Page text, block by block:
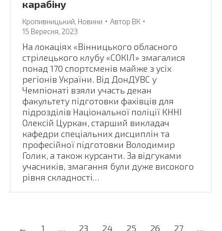
карабіну
Кропивницький, Новини Автор ВК
15 Вересня, 2023
На локаціях «Вінницького обласного
стрілецького клубу «СОКІЛ» змагалися
понад 170 спортсменів майже з усіх
регіонів України. Від ДонДУВС у
Чемпіонаті взяли участь декан
факультету підготовки фахівців для
підрозділів Національної поліції КННІ
Олексій Цуркан, старший викладач
кафедри спеціальних дисциплін та
професійної підготовки Володимир
Голик, а також курсанти. За відгуками
учасників, змагання були дуже високого
рівня складності…
← 1 … 23 24 25 26 27
…